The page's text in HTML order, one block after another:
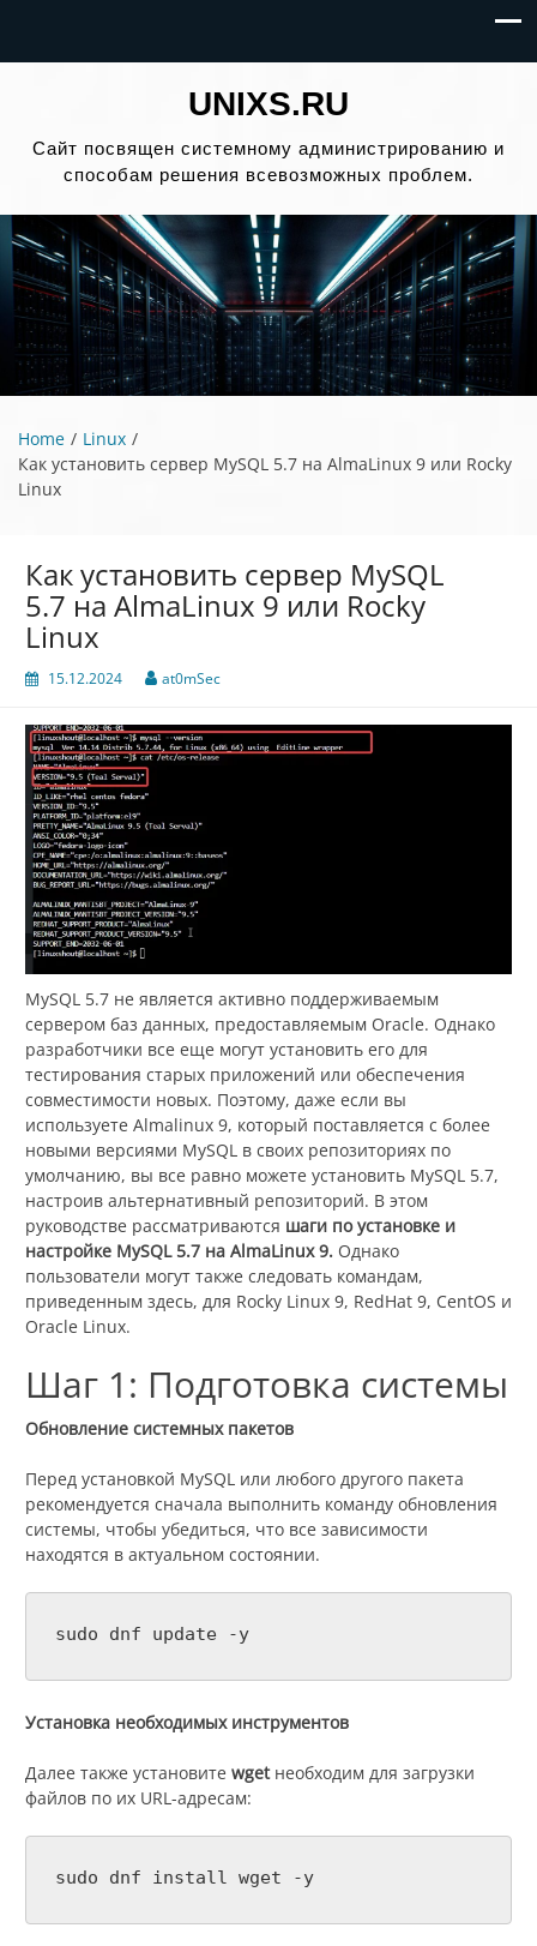
UNIXS.RU
Сайт посвящен системному администрированию и
способам решения всевозможных проблем.
Home
Linux
Как установить сервер MySQL 5.7 на AlmaLinux 9 или Rocky
Linux
Как установить сервер MySQL
5.7 на AlmaLinux 9 или Rocky
Linux
15.12.2024 at0mSec
MySQL 5.7 не является активно поддерживаемым
сервером баз данных, предоставляемым Oracle. Однако
разработчики все еще могут установить его для
тестирования старых приложений или обеспечения
совместимости новых. Поэтому, даже если вы
используете Almalinux 9, который поставляется с более
новыми версиями MySQL в своих репозиториях по
умолчанию, вы все равно можете установить MySQL 5.7,
настроив альтернативный репозиторий. В этом
руководстве рассматриваются шаги по установке и
настройке MySQL 5.7 на AlmaLinux 9. Однако
пользователи могут также следовать командам,
приведенным здесь, для Rocky Linux 9, RedHat 9, CentOS и
Oracle Linux.
Шаг 1: Подготовка системы
Обновление системных пакетов
Перед установкой MySQL или любого другого пакета
рекомендуется сначала выполнить команду обновления
системы, чтобы убедиться, что все зависимости
находятся в актуальном состоянии.
sudo dnf update -y
Установка необходимых инструментов
Далее также установите wget необходим для загрузки
файлов по их URL-адресам:
sudo dnf install wget -y